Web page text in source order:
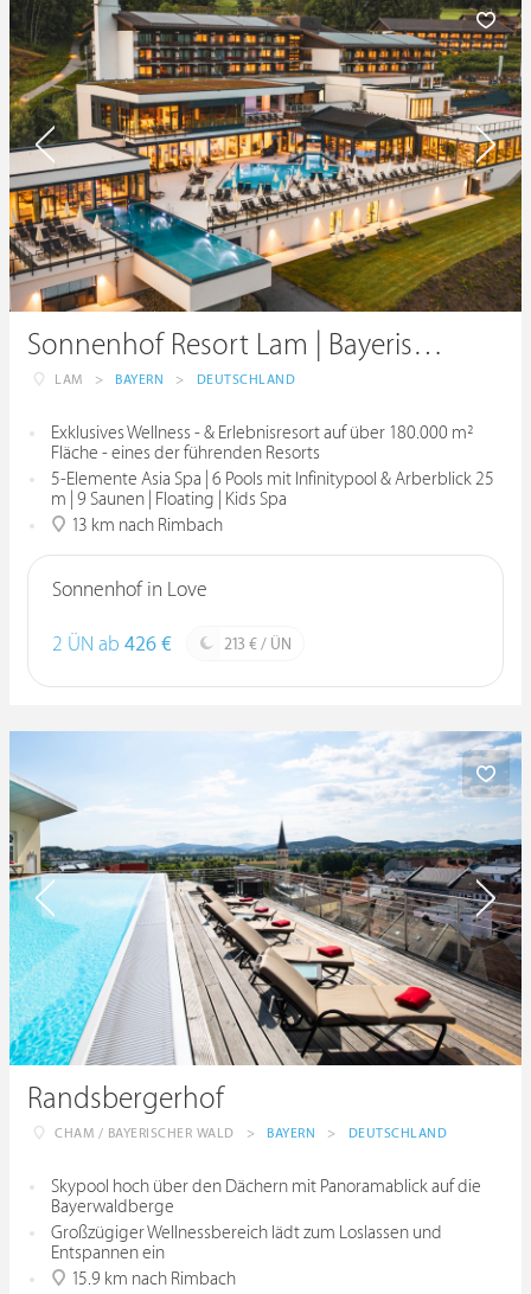
Sonnenhof Resort Lam | Bayerischer Wald
LAM > BAYERN > DEUTSCHLAND
Exklusives Wellness - & Erlebnisresort auf über 180.000 m²
Fläche - eines der führenden Resorts
5-Elemente Asia Spa | 6 Pools mit Infinitypool & Arberblick 25
m | 9 Saunen | Floating | Kids Spa
13 km nach Rimbach
Sonnenhof in Love
2 ÜN ab 426 € 213 € / ÜN
Randsbergerhof
CHAM / BAYERISCHER WALD > BAYERN > DEUTSCHLAND
Skypool hoch über den Dächern mit Panoramablick auf die
Bayerwaldberge
Großzügiger Wellnessbereich lädt zum Loslassen und
Entspannen ein
15.9 km nach Rimbach